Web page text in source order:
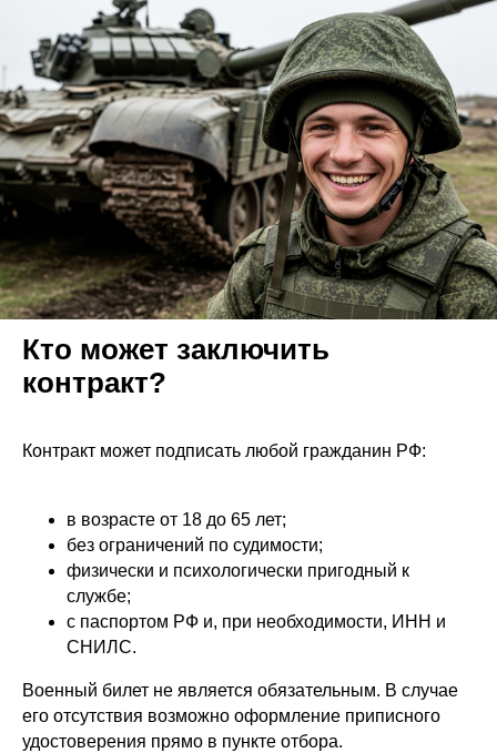
Кто может заключить
контракт?
Контракт может подписать любой гражданин РФ:
в возрасте от 18 до 65 лет;
без ограничений по судимости;
физически и психологически пригодный к
службе;
с паспортом РФ и, при необходимости, ИНН и
СНИЛС.
Военный билет не является обязательным. В случае
его отсутствия возможно оформление приписного
удостоверения прямо в пункте отбора.